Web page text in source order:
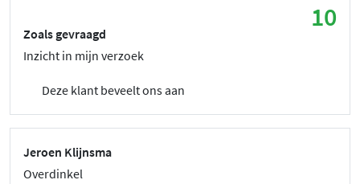
10
Zoals gevraagd
Inzicht in mijn verzoek
Deze klant beveelt ons aan
Jeroen Klijnsma
Overdinkel